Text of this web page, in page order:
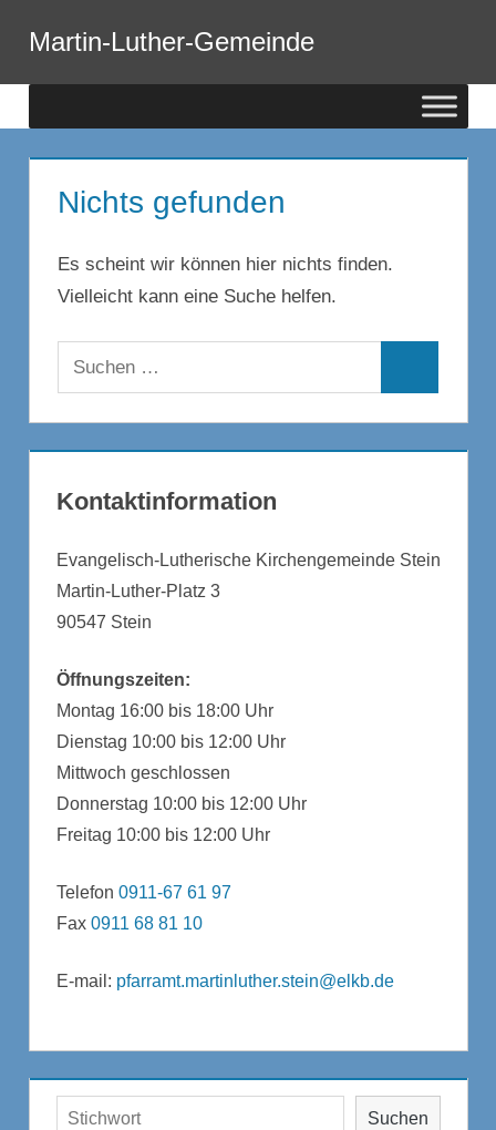
Inhalt
springen
Martin-Luther-Gemeinde
Nichts gefunden
Es scheint wir können hier nichts finden.
Vielleicht kann eine Suche helfen.
Kontaktinformation
Evangelisch-Lutherische Kirchengemeinde Stein
Martin-Luther-Platz 3
90547 Stein
Öffnungszeiten:
Montag 16:00 bis 18:00 Uhr
Dienstag 10:00 bis 12:00 Uhr
Mittwoch geschlossen
Donnerstag 10:00 bis 12:00 Uhr
Freitag 10:00 bis 12:00 Uhr
Telefon 0911-67 61 97
Fax 0911 68 81 10
E-mail: pfarramt.martinluther.stein@elkb.de
Suchen Suchen